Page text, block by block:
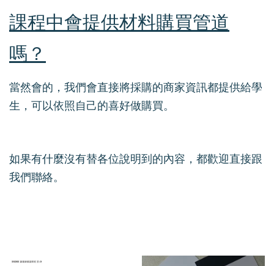
課程中會提供材料購買管道
嗎？
當然會的，我們會直接將採購的商家資訊都提供給學
生，可以依照自己的喜好做購買。
如果有什麼沒有替各位說明到的內容，都歡迎直接跟
我們聯絡。